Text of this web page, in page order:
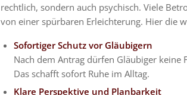
rechtlich, sondern auch psychisch. Viele
von einer spürbaren Erleichterung. Hier die
Sofortiger Schutz vor Gläubigern
Nach dem Antrag dürfen Gläubiger
Das schafft sofort Ruhe im Alltag.
Klare Perspektive und Planbarkeit